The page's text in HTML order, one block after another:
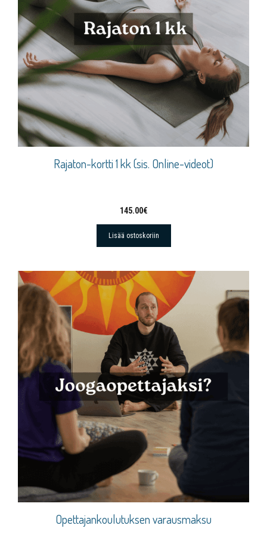
Rajaton-kortti 1 kk (sis. Online-videot)
145.00€
Lisää ostoskoriin
Opettajankoulutuksen varausmaksu